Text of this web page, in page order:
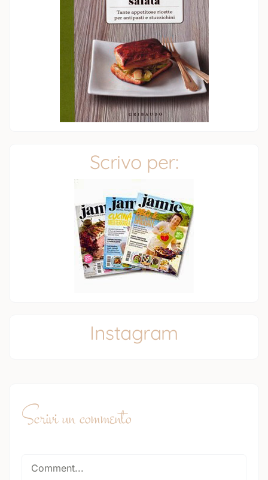
Scrivo per:
Instagram
Scrivi un commento